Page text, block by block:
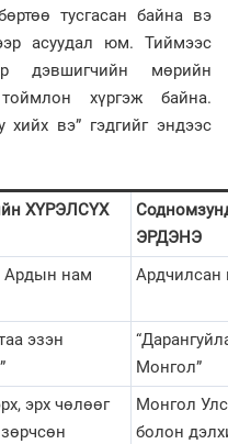
тусгасан байна вэ
асуудал юм. Тиймээс
дэвшигчийн мөрийн
хүргэж байна.
хийх вэ” гэдгийг эндээс
ХҮРЭЛСҮХ
ЭРДЭНЭ
Ардын нам Ардчилсан
эзэн
Монгол”
эрх чөлөөг
Монгол
болон